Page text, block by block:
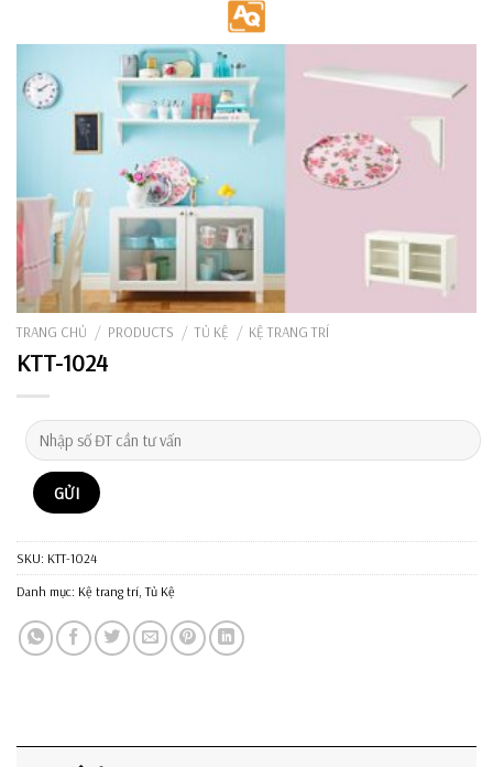
TRANG CHỦ / PRODUCTS / TỦ KỆ / KỆ TRANG TRÍ
KTT-1024
SKU: KTT-1024
Danh mục: Kệ trang trí ,Tủ Kệ